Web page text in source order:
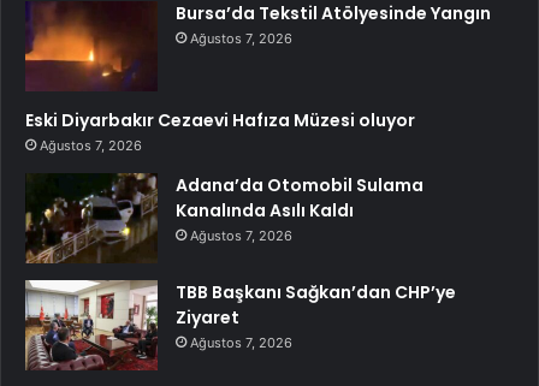
Bursa’da Tekstil Atölyesinde Yangın
Ağustos 7, 2026
Eski Diyarbakır Cezaevi Hafıza Müzesi oluyor
Ağustos 7, 2026
Adana’da Otomobil Sulama
Kanalında Asılı Kaldı
Ağustos 7, 2026
TBB Başkanı Sağkan’dan CHP’ye
Ziyaret
Ağustos 7, 2026